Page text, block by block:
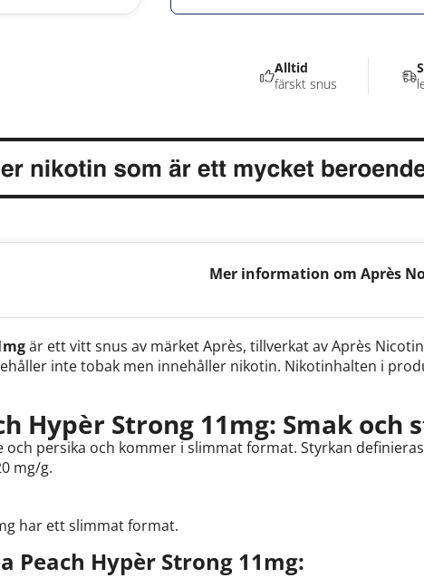
Mer information om Après
är ett vitt snus av märket Après, tillverkat av Après
inte tobak men innehåller nikotin. Nikotinhalten i
Hypèr Strong 11mg: Smak och
persika och kommer i slimmat format. Styrkan
mg/g.
har ett slimmat format.
Peach Hypèr Strong 11mg:
Alltid
färskt snus